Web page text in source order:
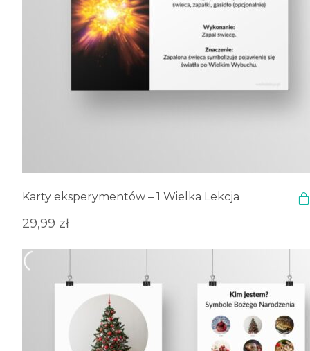
Karty eksperymentów – 1 Wielka Lekcja
29,99 zł